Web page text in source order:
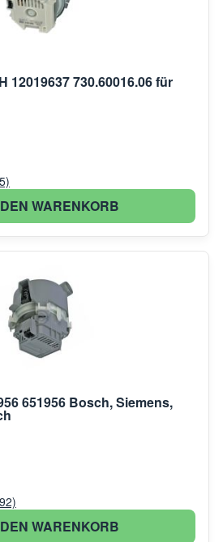
12019637 730.60016.06 für
WARENKORB
651956 Bosch, Siemens,
WARENKORB